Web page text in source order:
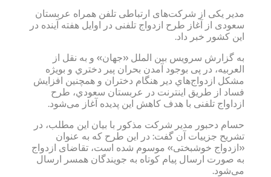
مدیر یکی از شرکت‌های ارتباطی تلفن همراه عربستان
سعودی از آغاز طرح ازدواج تلفنی در اوایل هفته آینده در
این کشور خبر داد.
به گزارش سرویس بین الملل «جهان» و به نقل از
العربیه، در پی بوجود آمدن بحران پير دختري و بويژه
مشكل ازدواج‌هاي دير هنگام دختران و همچنين افزایش
فساد از طریق اینترنت در عربستان سعودي، طرح
ازداواج تلفنی با هدف کاهش این پدیده آغاز می‌شود.
حسام دحبور مدیر شرکت مذکور با بیان این مطلب، در
تشريح جزييات آن گفت: در این طرح که به عنوان
«ازدواج خوشبختی» موسوم شده است، تقاضای ازدواج
به صورت ارسال پیام کوتاه به جویندگان همسر ارسال
می‌شود.